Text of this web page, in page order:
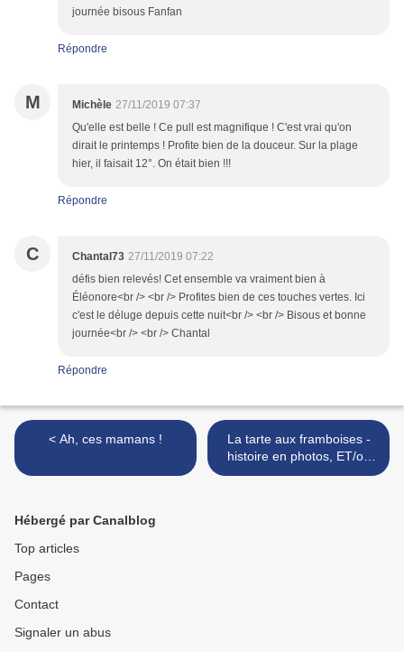
journée bisous Fanfan
Répondre
M Michèle 27/11/2019 07:37
Qu'elle est belle ! Ce pull est magnifique ! C'est vrai qu'on
dirait le printemps ! Profite bien de la douceur. Sur la plage
hier, il faisait 12°. On était bien !!!
Répondre
C Chantal73 27/11/2019 07:22
défis bien relevés! Cet ensemble va vraiment bien à
Éléonore<br /> <br /> Profites bien de ces touches vertes. Ici
c'est le déluge depuis cette nuit<br /> <br /> Bisous et bonne
journée<br /> <br /> Chantal
Répondre
< Ah, ces mamans !
La tarte aux framboises -
histoire en photos, ET/ou
en vidéo >
Hébergé par Canalblog
Top articles
Pages
Contact
Signaler un abus